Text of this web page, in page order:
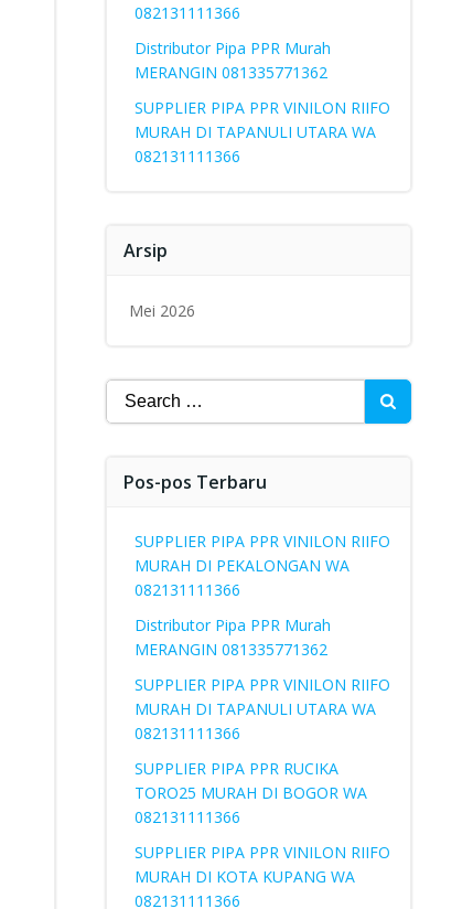
082131111366
Distributor Pipa PPR Murah
MERANGIN 081335771362
SUPPLIER PIPA PPR VINILON RIIFO
MURAH DI TAPANULI UTARA WA
082131111366
Arsip
Mei 2026
Search
for:
Pos-pos Terbaru
SUPPLIER PIPA PPR VINILON RIIFO
MURAH DI PEKALONGAN WA
082131111366
Distributor Pipa PPR Murah
MERANGIN 081335771362
SUPPLIER PIPA PPR VINILON RIIFO
MURAH DI TAPANULI UTARA WA
082131111366
SUPPLIER PIPA PPR RUCIKA
TORO25 MURAH DI BOGOR WA
082131111366
SUPPLIER PIPA PPR VINILON RIIFO
MURAH DI KOTA KUPANG WA
082131111366